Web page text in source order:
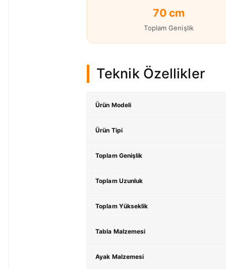
70 cm
Toplam Genişlik
Teknik Özellikler
Ürün Modeli
Ürün Tipi
Toplam Genişlik
Toplam Uzunluk
Toplam Yükseklik
Tabla Malzemesi
Ayak Malzemesi